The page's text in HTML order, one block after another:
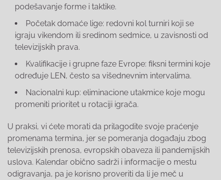
podešavanje forme i taktike.
Početak domaće lige: redovni kol turniri koji se
igraju vikendom ili sredinom sedmice, u zavisnosti od
televizijskih prava.
Kvalifikacije i grupne faze Evrope: fiksni termini koje
određuje LEN, često sa višednevnim intervalima.
Nacionalni kup: eliminacione utakmice koje mogu
promeniti prioritet u rotaciji igrača.
U praksi, vi ćete morati da prilagodite svoje praćenje
promenama termina, jer se pomeranja događaju zbog
televizijskih prenosa, evropskih obaveza ili pandemijskih
uslova. Kalendar obično sadrži i informacije o mestu
odigravanja, pa je korisno proveriti da li je meč u